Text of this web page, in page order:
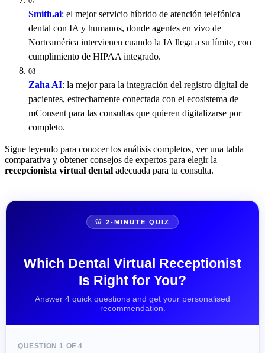
Smith.ai: el mejor servicio híbrido de atención telefónica
dental con IA y humanos, donde agentes en vivo de
Norteamérica intervienen cuando la IA llega a su límite, con
cumplimiento de HIPAA integrado.
08
Zaha AI: la mejor para la integración del registro digital de
pacientes, estrechamente conectada con el ecosistema de
mConsent para las consultas que quieren digitalizarse por
completo.
Sigue leyendo para conocer los análisis completos, ver una tabla
comparativa y obtener consejos de expertos para elegir la
recepcionista virtual dental adecuada para tu consulta.
🦷 2-MINUTE QUIZ
Which Dental Virtual Receptionist
Is Right for You?
Answer 4 quick questions and get your personalised
recommendation.
QUESTION 1 OF 4